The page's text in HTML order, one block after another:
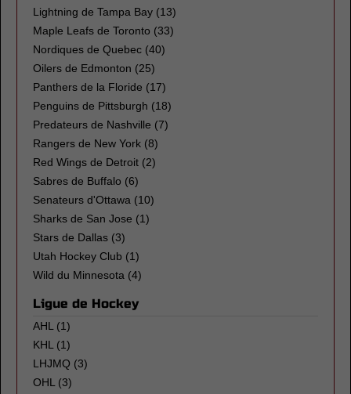
Lightning de Tampa Bay (13)
Maple Leafs de Toronto (33)
Nordiques de Quebec (40)
Oilers de Edmonton (25)
Panthers de la Floride (17)
Penguins de Pittsburgh (18)
Predateurs de Nashville (7)
Rangers de New York (8)
Red Wings de Detroit (2)
Sabres de Buffalo (6)
Senateurs d'Ottawa (10)
Sharks de San Jose (1)
Stars de Dallas (3)
Utah Hockey Club (1)
Wild du Minnesota (4)
Ligue de Hockey
AHL (1)
KHL (1)
LHJMQ (3)
OHL (3)